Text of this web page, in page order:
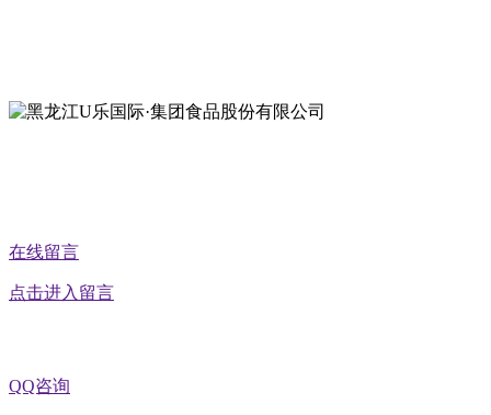
在线留言
点击进入留言
QQ咨询